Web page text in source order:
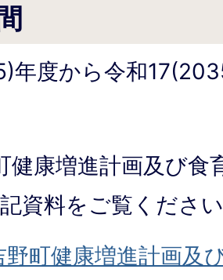
年度から令和
健康増進計画及び食
資料をご覧くださ
町健康増進計画及